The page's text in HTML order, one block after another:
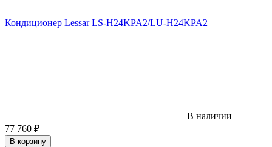
Кондиционер Lessar LS-H24KPA2/LU-H24KPA2
В наличии
77 760 ₽
В корзину